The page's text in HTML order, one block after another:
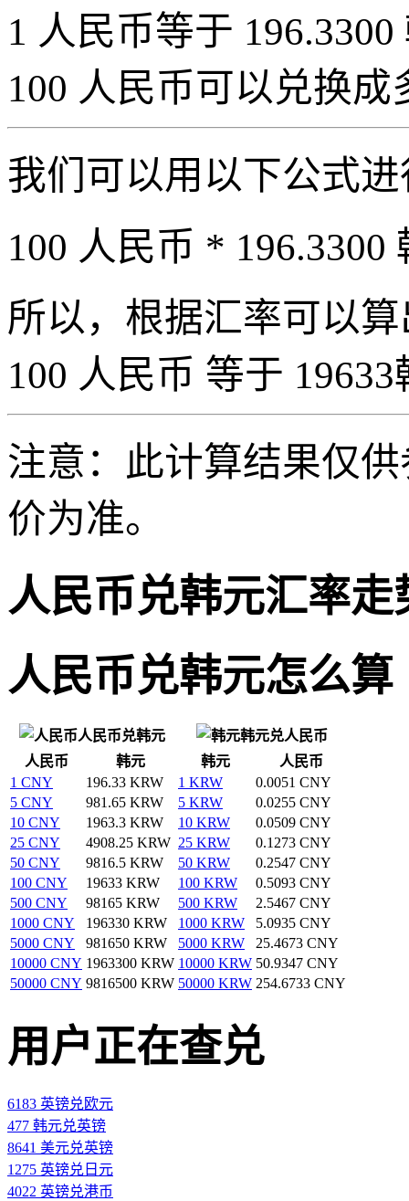
1 人民币等于
100 人民币可以兑换成
我们可以用以下公式
100 人民币 * 196.3300
所以，根据汇率可以
100 人民币 等于
注意：此计算结果仅
价为准。
人民币兑韩元汇率走
人民币兑韩元怎么算
人民币兑韩元
韩元兑人民币
人民币
韩元 韩元
人民币
1 CNY
196.33 KRW 1 KRW
0.0051 CNY
5 CNY
981.65 KRW 5 KRW
0.0255 CNY
10 CNY
1963.3 KRW 10 KRW
0.0509 CNY
25 CNY
4908.25 KRW 25 KRW
0.1273 CNY
50 CNY
9816.5 KRW 50 KRW
0.2547 CNY
100 CNY
19633 KRW 100 KRW
0.5093 CNY
500 CNY
98165 KRW 500 KRW
2.5467 CNY
1000 CNY
196330 KRW 1000 KRW
5.0935 CNY
5000 CNY
981650 KRW 5000 KRW
25.4673 CNY
10000 CNY 1963300 KRW 10000 KRW 50.9347 CNY
50000 CNY 9816500 KRW 50000 KRW 254.6733 CNY
用户正在查兑
6183 英镑兑欧元
477 韩元兑英镑
8641 美元兑英镑
1275 英镑兑日元
4022 英镑兑港币